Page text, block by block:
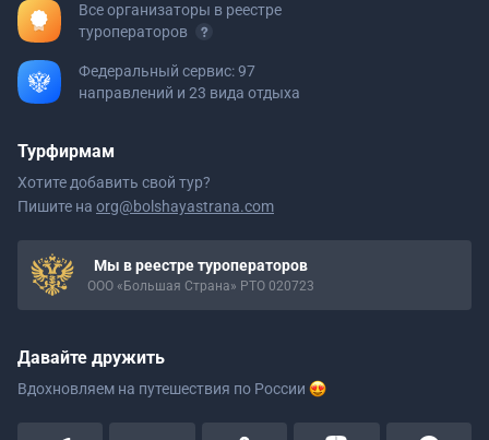
Все организаторы в реестре
туроператоров
Федеральный сервис: 97
направлений и 23 вида отдыха
Турфирмам
Хотите добавить свой тур?
Пишите на org@bolshayastrana.com
Мы в реестре туроператоров
ООО «Большая Страна» РТО 020723
Давайте дружить
Вдохновляем на путешествия по России